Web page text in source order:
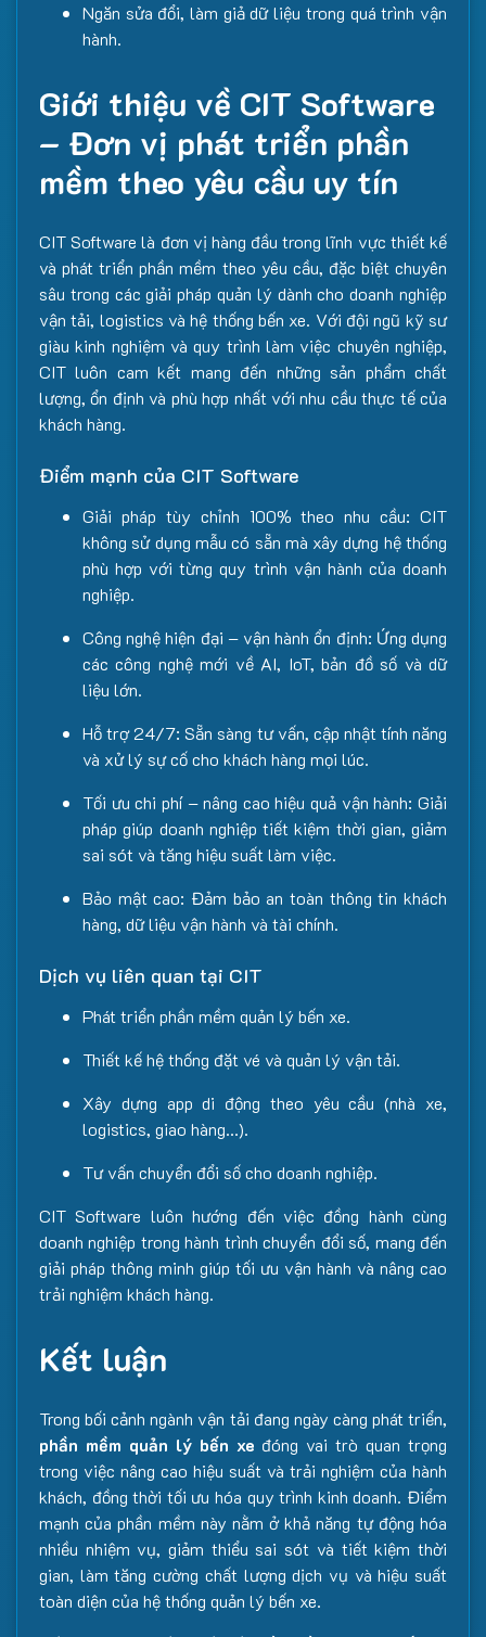
Ngăn sửa đổi, làm giả dữ liệu trong quá trình vận
hành.
Giới thiệu về CIT Software
– Đơn vị phát triển phần
mềm theo yêu cầu uy tín
CIT Software là đơn vị hàng đầu trong lĩnh vực thiết kế
và phát triển phần mềm theo yêu cầu, đặc biệt chuyên
sâu trong các giải pháp quản lý dành cho doanh nghiệp
vận tải, logistics và hệ thống bến xe. Với đội ngũ kỹ sư
giàu kinh nghiệm và quy trình làm việc chuyên nghiệp,
CIT luôn cam kết mang đến những sản phẩm chất
lượng, ổn định và phù hợp nhất với nhu cầu thực tế của
khách hàng.
Điểm mạnh của CIT Software
Giải pháp tùy chỉnh 100% theo nhu cầu: CIT
không sử dụng mẫu có sẵn mà xây dựng hệ thống
phù hợp với từng quy trình vận hành của doanh
nghiệp.
Công nghệ hiện đại – vận hành ổn định: Ứng dụng
các công nghệ mới về AI, IoT, bản đồ số và dữ
liệu lớn.
Hỗ trợ 24/7: Sẵn sàng tư vấn, cập nhật tính năng
và xử lý sự cố cho khách hàng mọi lúc.
Tối ưu chi phí – nâng cao hiệu quả vận hành: Giải
pháp giúp doanh nghiệp tiết kiệm thời gian, giảm
sai sót và tăng hiệu suất làm việc.
Bảo mật cao: Đảm bảo an toàn thông tin khách
hàng, dữ liệu vận hành và tài chính.
Dịch vụ liên quan tại CIT
Phát triển phần mềm quản lý bến xe.
Thiết kế hệ thống đặt vé và quản lý vận tải.
Xây dựng app di động theo yêu cầu (nhà xe,
logistics, giao hàng…).
Tư vấn chuyển đổi số cho doanh nghiệp.
CIT Software luôn hướng đến việc đồng hành cùng
doanh nghiệp trong hành trình chuyển đổi số, mang đến
giải pháp thông minh giúp tối ưu vận hành và nâng cao
trải nghiệm khách hàng.
Kết luận
Trong bối cảnh ngành vận tải đang ngày càng phát triển,
phần mềm quản lý bến xe đóng vai trò quan trọng
trong việc nâng cao hiệu suất và trải nghiệm của hành
khách, đồng thời tối ưu hóa quy trình kinh doanh. Điểm
mạnh của phần mềm này nằm ở khả năng tự động hóa
nhiều nhiệm vụ, giảm thiểu sai sót và tiết kiệm thời
gian, làm tăng cường chất lượng dịch vụ và hiệu suất
toàn diện của hệ thống quản lý bến xe.